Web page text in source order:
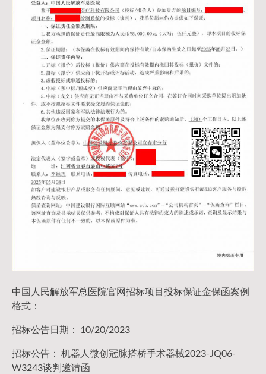
中国人民解放军总医院官网招标项目投标保证金保函案例
格式：
招标公告日期： 10/20/2023
招标公告： 机器人微创冠脉搭桥手术器械2023-JQ06-
W3243谈判邀请函